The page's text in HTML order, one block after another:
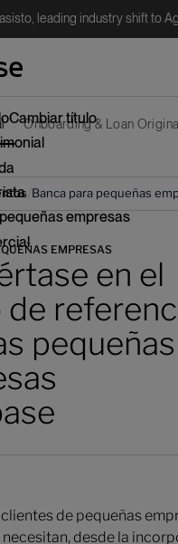
leading industry shift to
Cambiar título
empresas
Onboarding & Loan
Banca para pequeñas
EMPRESAS
en el
de
pequeñas
de pequeñas
desde la